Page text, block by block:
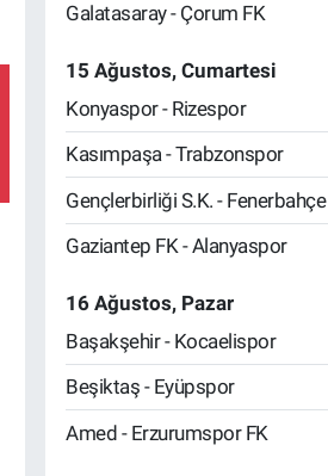
Galatasaray - Çorum FK
15 Ağustos, Cumartesi
Konyaspor - Rizespor
Kasımpaşa - Trabzonspor
Gençlerbirliği S.K. - Fenerbahçe
Gaziantep FK - Alanyaspor
16 Ağustos, Pazar
Başakşehir - Kocaelispor
Beşiktaş - Eyüpspor
Amed - Erzurumspor FK